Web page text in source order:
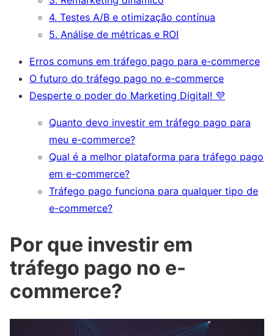
4. Testes A/B e otimização contínua
5. Análise de métricas e ROI
Erros comuns em tráfego pago para e-commerce
O futuro do tráfego pago no e-commerce
Desperte o poder do Marketing Digital! 💜
Quanto devo investir em tráfego pago para
meu e-commerce?
Qual é a melhor plataforma para tráfego pago
em e-commerce?
Tráfego pago funciona para qualquer tipo de
e-commerce?
Por que investir em
tráfego pago no e-
commerce?